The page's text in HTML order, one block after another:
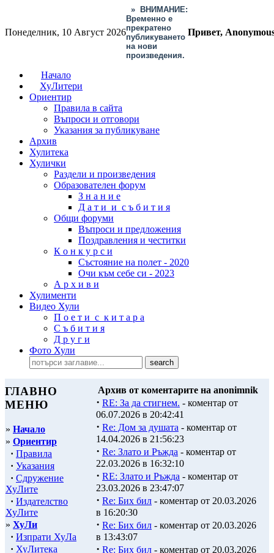
Понеделник, 10 Август 2026
»
ВНИМАНИЕ:
Временно е
прекратено
публикуването
на нови
произведения.
Привет,
Начало
ХуЛитери
Ориентир
Правила в сайта
Въпроси и отговори
Указания за публикуване
Архив
Хулитека
Хулички
Раздели и произведения
Образователен форум
З н а н и е
Д а т и и с ъ б и т и я
Общи форуми
Въпроси и предложения
Поздравления и честитки
К о н к у р с и
Състояние на полет - 2020
Очи към себе си - 2023
А р х и в и
Хулименти
Видео Хули
П о е т и с к и т а р а
С ъ б и т и я
Д р у г и
Фото Хули
ГЛАВНО
МЕНЮ
» Начало
» Ориентир
· Правила
· Указания
· Сдружение
ХуЛите
· Издателство
ХуЛите
» ХуЛи
· Изпрати ХуЛа
· ХуЛитека
Архив от коментарите на anonimnik
· RE: За да стигнем. - коментар от
06.07.2026 в 20:42:41
· Re: Дом за душата - коментар от
14.04.2026 в 21:56:23
· Re: Злато и Ръжда - коментар от
22.03.2026 в 16:32:10
· RE: Злато и Ръжда - коментар от
23.03.2026 в 23:47:07
· Re: Бих бил - коментар от 20.03.2026
в 16:20:30
· Re: Бих бил - коментар от 20.03.2026
в 13:43:07
· Re: Бих бил - коментар от 20.03.2026